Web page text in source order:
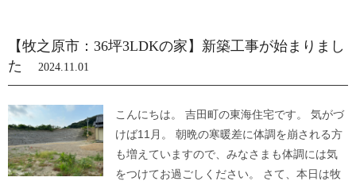
【牧之原市：36坪3LDKの家】新築工事が始まりまし
た
2024.11.01
こんにちは。 吉田町の東海住宅です。 気がづ
けば11月。 朝晩の寒暖差に体調を崩される方
も増えていますので、みなさまも体調には気
をつけてお過ごしください。 さて、本日は牧